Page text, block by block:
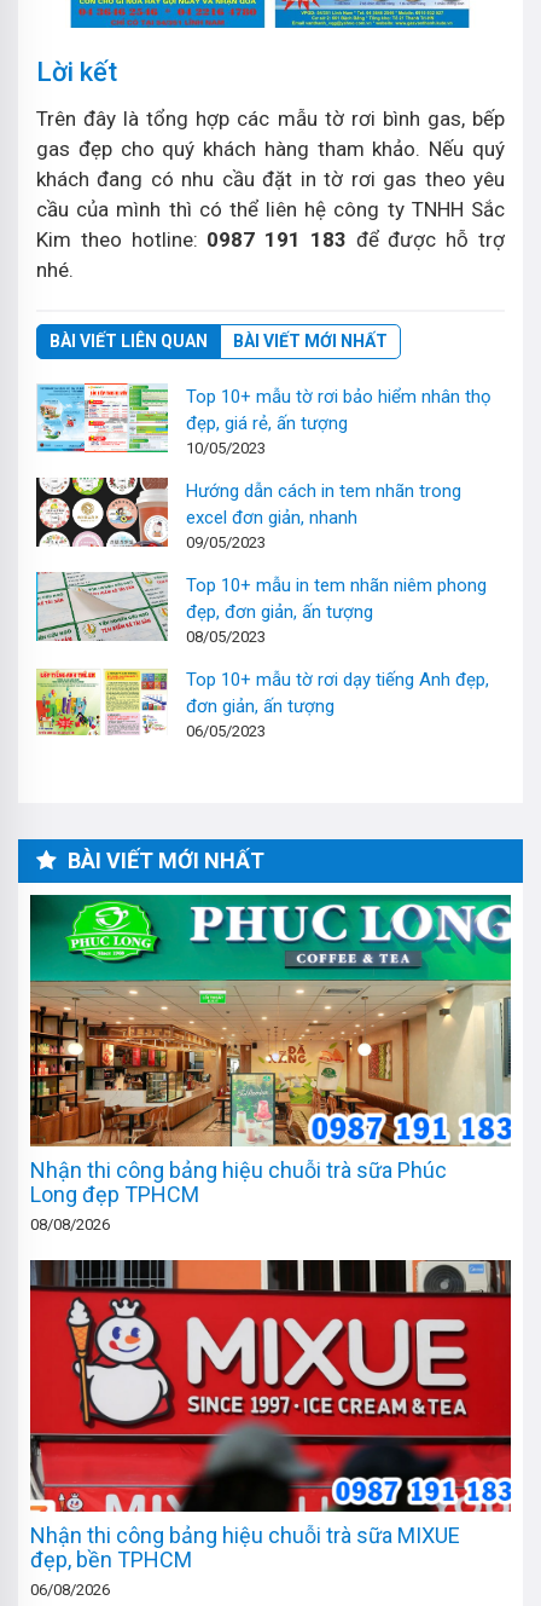
Lời kết
Trên đây là tổng hợp các mẫu tờ rơi bình gas, bếp
gas đẹp cho quý khách hàng tham khảo. Nếu quý
khách đang có nhu cầu đặt in tờ rơi gas theo yêu
cầu của mình thì có thể liên hệ công ty TNHH Sắc
Kim theo hotline: 0987 191 183 để được hỗ trợ
nhé.
BÀI VIẾT LIÊN QUAN BÀI VIẾT MỚI NHẤT
Top 10+ mẫu tờ rơi bảo hiểm nhân thọ
đẹp, giá rẻ, ấn tượng
10/05/2023
Hướng dẫn cách in tem nhãn trong
excel đơn giản, nhanh
09/05/2023
Top 10+ mẫu in tem nhãn niêm phong
đẹp, đơn giản, ấn tượng
08/05/2023
Top 10+ mẫu tờ rơi dạy tiếng Anh đẹp,
đơn giản, ấn tượng
06/05/2023
BÀI VIẾT MỚI NHẤT
Nhận thi công bảng hiệu chuỗi trà sữa Phúc
Long đẹp TPHCM
08/08/2026
Nhận thi công bảng hiệu chuỗi trà sữa MIXUE
đẹp, bền TPHCM
06/08/2026